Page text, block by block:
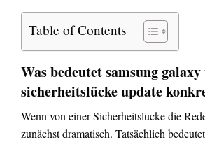
Table of Contents
Was bedeutet samsung
sicherheitslücke update
Wenn von einer Sicherheitslücke die
zunächst dramatisch. Tatsächlich